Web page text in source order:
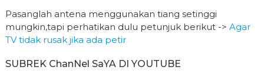
Pasanglah antena menggunakan tiang setinggi
mungkin,tapi perhatikan dulu petunjuk berikut -> Agar
TV tidak rusak jika ada petir
SUBREK ChanNel SaYA DI YOUTUBE